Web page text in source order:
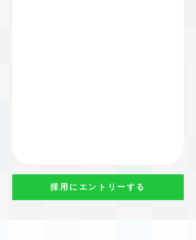
採用にエントリーする